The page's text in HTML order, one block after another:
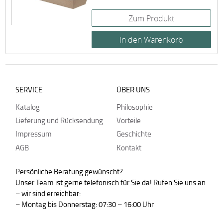
Zum Produkt
SERVICE
Katalog
Lieferung und Rücksendung
Impressum
AGB
ÜBER UNS
Philosophie
Vorteile
Geschichte
Kontakt
Persönliche Beratung gewünscht?
Unser Team ist gerne telefonisch für Sie da! Rufen Sie uns an
– wir sind erreichbar:
– Montag bis Donnerstag: 07:30 – 16:00 Uhr